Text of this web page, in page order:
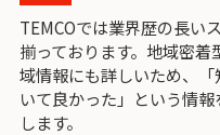
TEMCOでは業界歴の長い
揃っております。地域密着
域情報にも詳しいため、「
いて良かった」という情
します。